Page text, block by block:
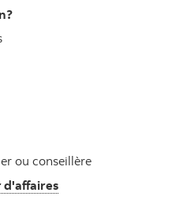
ou conseillère
d'affaires